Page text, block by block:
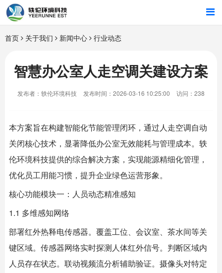
首页
行业解决方案
智能硬件
关于我们
首页 关于我们 新闻中心 行业动态
智慧办公室人走空调关建设方案
发布者：轶伦环境科技 发布时间：2026-03-16 10:25:00 访问：238
本方案旨在构建智能化节能管理闭环，通过人走空调自动
关闭核心技术，显著降低办公室无效能耗与管理成本。 轶
伦环境科技提供的综合解决方案，实现能源精细化管理，
优化员工用能习惯，提升企业绿色运营形象。
核心功能模块一：人员动态精准感知
1.1 多维感知网络
部署红外热释电传感器。覆盖工位、会议室、茶水间等关
键区域。传感器网络实时探测人体红外信号。判断区域内
人员存在状态。联动视频流分析辅助验证。摄像头对特定